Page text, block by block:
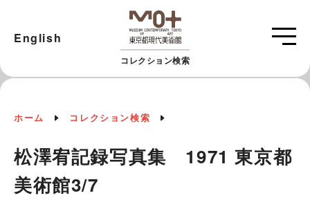
コレクション検索
English
ホーム コレクション検索
松澤宥記録写真集 1971 東京都
美術館3/7